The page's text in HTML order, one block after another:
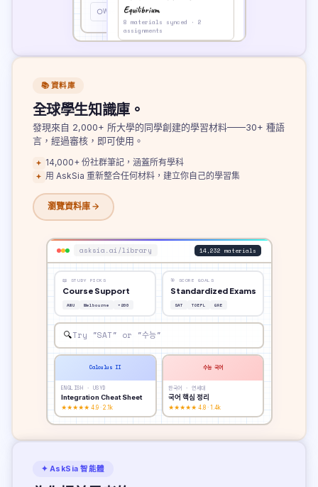
○Week 4: Consumer Theory
Equilibrium
8 materials synced · 2
assignments
✦ AskSia about this page
📚 資料庫
全球學生知識庫。
發現來自 2,000+ 所大學的同學創建的學習材料——30+ 種語
言，經過審核，即可使用。
14,000+ 份社群筆記，涵蓋所有學科
用 AskSia 重新整合任何材料，建立你自己的學習集
瀏覽資料庫 →
asksia.ai/library 14,232 materials
📖 STUDY PICKS
Course Support
ANU Melbourne +200
🎯 SCORE GOALS
Standardized Exams
SAT TOEFL GRE
🔍Try "SAT" or "수능"
Calculus II
ENGLISH · USYD
Integration Cheat Sheet
★★★★★ 4.9 · 2.1k
수능 국어
한국어 · 연세대
국어 핵심 정리
★★★★★ 4.8 · 1.4k
✦ AskSia 智能體